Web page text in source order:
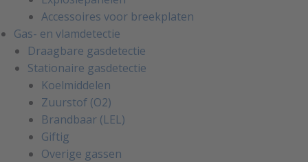
Accessoires voor breekplaten
Gas- en vlamdetectie
Draagbare gasdetectie
Stationaire gasdetectie
Koelmiddelen
Zuurstof (O2)
Brandbaar (LEL)
Giftig
Overige gassen